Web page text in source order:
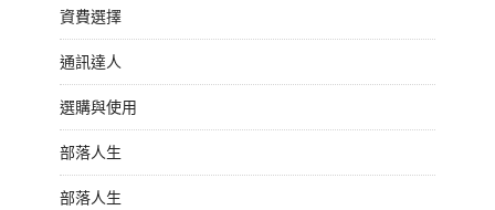
資費選擇
通訊達人
選購與使用
部落人生
部落人生